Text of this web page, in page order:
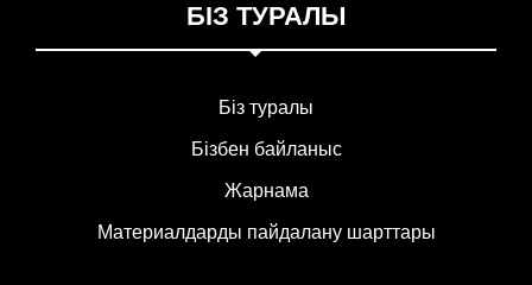
БІЗ ТУРАЛЫ
Біз туралы
Бізбен байланыс
Жарнама
Материалдарды пайдалану шарттары